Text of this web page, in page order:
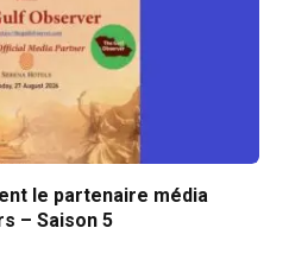
le partenaire média
– Saison 5